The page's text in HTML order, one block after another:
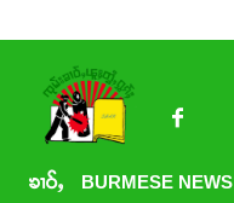
ၶၢဝ်ႇ BURMESE NEWS